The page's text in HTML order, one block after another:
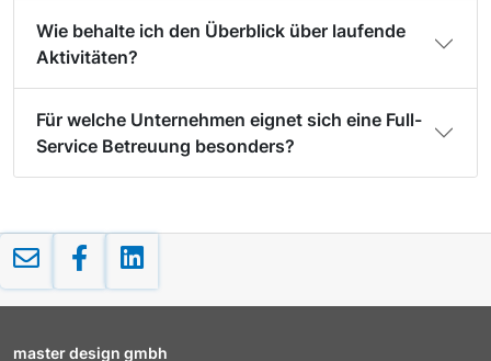
Wie behalte ich den Überblick über laufende
Aktivitäten?
Für welche Unternehmen eignet sich eine Full-
Service Betreuung besonders?
master design gmbh